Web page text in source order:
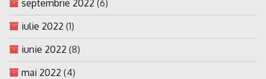
septembrie 2022 (6)
iulie 2022 (1)
iunie 2022 (8)
mai 2022 (4)